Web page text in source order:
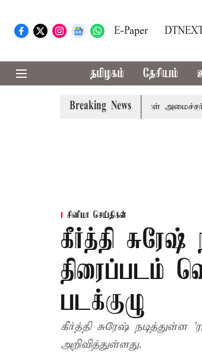
E-Paper
தமிழகம் தேசியம்
Breaking News
முன்னாள் அமைச்சர்
சினிமா செய்திகள்
கீர்த்தி
திரைப்படம்
படக்குழு
கீர்த்தி சுரேஷ் நடித்துள்ள
அறிவித்துள்ளது.